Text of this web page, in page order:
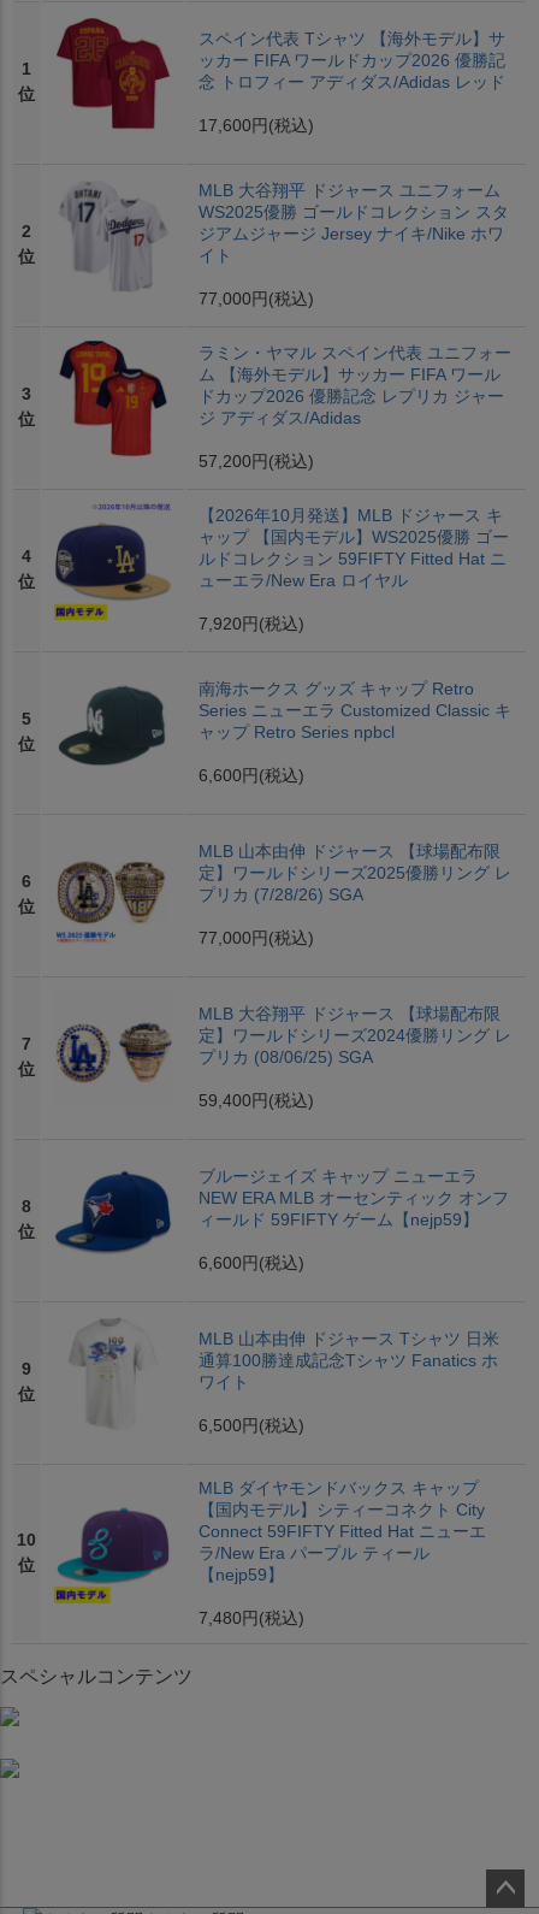
1
位
スペイン代表 Tシャツ 【海外モデル】サ
ッカー FIFA ワールドカップ2026 優勝記
念 トロフィー アディダス/Adidas レッド
17,600円 (税込)
2
位
MLB 大谷翔平 ドジャース ユニフォーム
WS2025優勝 ゴールドコレクション スタ
ジアムジャージ Jersey ナイキ/Nike ホワ
イト
77,000円 (税込)
3
位
ラミン・ヤマル スペイン代表 ユニフォー
ム 【海外モデル】サッカー FIFA ワール
ドカップ2026 優勝記念 レプリカ ジャー
ジ アディダス/Adidas
57,200円 (税込)
4
位
【2026年10月発送】MLB ドジャース キ
ャップ 【国内モデル】WS2025優勝 ゴー
ルドコレクション 59FIFTY Fitted Hat ニ
ューエラ/New Era ロイヤル
7,920円 (税込)
5
位
南海ホークス グッズ キャップ Retro
Series ニューエラ Customized Classic キ
ャップ Retro Series npbcl
6,600円 (税込)
6
位
MLB 山本由伸 ドジャース 【球場配布限
定】ワールドシリーズ2025優勝リング レ
プリカ (7/28/26) SGA
77,000円 (税込)
7
位
MLB 大谷翔平 ドジャース 【球場配布限
定】ワールドシリーズ2024優勝リング レ
プリカ (08/06/25) SGA
59,400円 (税込)
8
位
ブルージェイズ キャップ ニューエラ
NEW ERA MLB オーセンティック オンフ
ィールド 59FIFTY ゲーム【nejp59】
6,600円 (税込)
9
位
MLB 山本由伸 ドジャース Tシャツ 日米
通算100勝達成記念Tシャツ Fanatics ホ
ワイト
6,500円 (税込)
10
位
MLB ダイヤモンドバックス キャップ
【国内モデル】シティーコネクト City
Connect 59FIFTY Fitted Hat ニューエ
ラ/New Era パープル ティール
【nejp59】
7,480円 (税込)
スペシャルコンテンツ